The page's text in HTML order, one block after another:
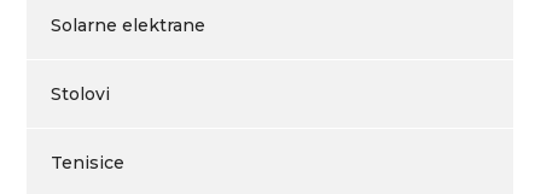
Solarne elektrane
Stolovi
Tenisice